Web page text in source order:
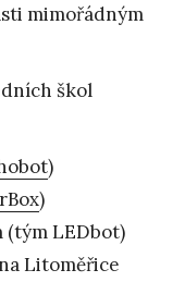
mimořádným
škol
)
)
(tým LEDbot)
Litoměřice